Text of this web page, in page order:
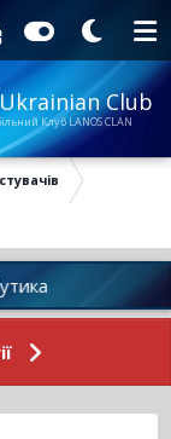
Club
Клуб LANOS CLAN